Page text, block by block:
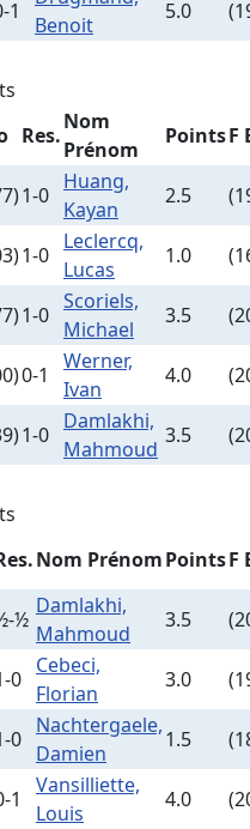
1
Benoit
5.0
Res.
Nom
Prénom
PointsF
1-0
Huang,
Kayan
2.5
1-0
Leclercq,
Lucas
1.0
1-0
Scoriels,
Michael
3.5
0-1
Werner,
Ivan
4.0
1-0
Damlakhi,
Mahmoud
3.5
Nom PrénomPointsF
½
Damlakhi,
Mahmoud
3.5
0
Cebeci,
Florian
3.0
0
Nachtergaele,
Damien
1.5
1
Vansilliette,
Louis
4.0